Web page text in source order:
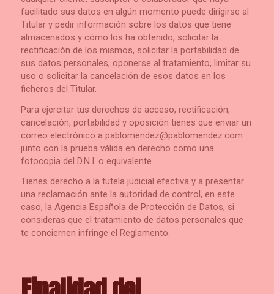
facilitado sus datos en algún momento puede dirigirse al
Titular y pedir información sobre los datos que tiene
almacenados y cómo los ha obtenido, solicitar la
rectificación de los mismos, solicitar la portabilidad de
sus datos personales, oponerse al tratamiento, limitar su
uso o solicitar la cancelación de esos datos en los
ficheros del Titular.
Para ejercitar tus derechos de acceso, rectificación,
cancelación, portabilidad y oposición tienes que enviar un
correo electrónico a pablomendez@pablomendez.com
junto con la prueba válida en derecho como una
fotocopia del D.N.I. o equivalente.
Tienes derecho a la tutela judicial efectiva y a presentar
una reclamación ante la autoridad de control, en este
caso, la Agencia Española de Protección de Datos, si
consideras que el tratamiento de datos personales que
te conciernen infringe el Reglamento.